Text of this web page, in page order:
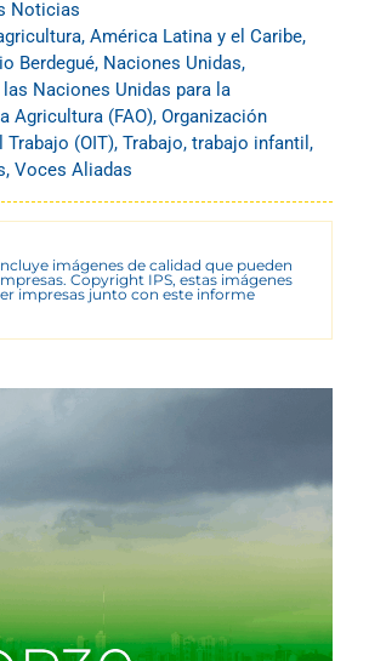
Noticias
, América Latina y el Caribe,
Berdegué, Naciones Unidas,
Naciones Unidas para la
Agricultura (FAO), Organización
Trabajo (OIT), Trabajo, trabajo infantil ,
, Voces Aliadas
imágenes de calidad que pueden
Copyright IPS, estas imágenes
impresas junto con este informe